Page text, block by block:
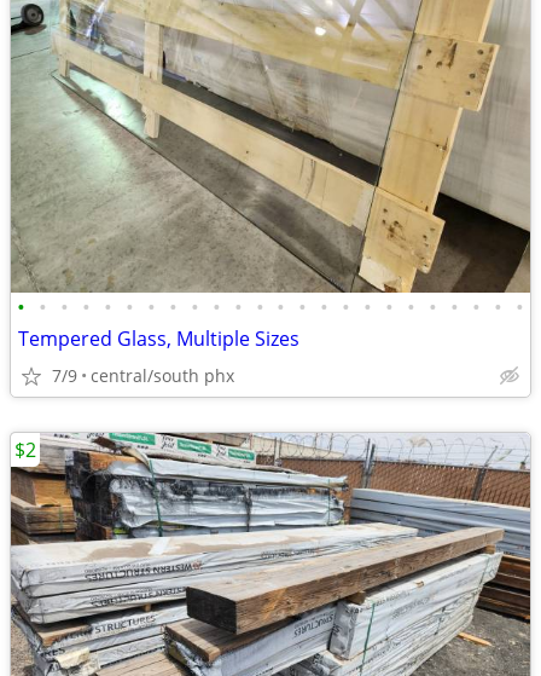
• • • • • • • • • • • • • • • • • • • • • • • •
Tempered Glass, Multiple Sizes
7/9 central/south phx
$2